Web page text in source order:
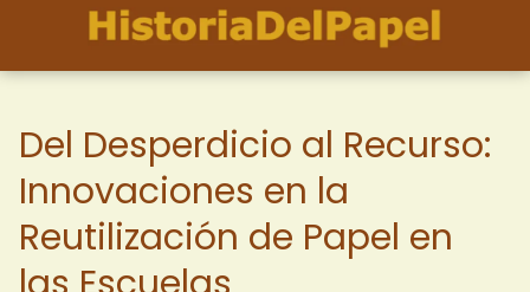
Del Desperdicio al Recurso:
Innovaciones en la
Reutilización de Papel en